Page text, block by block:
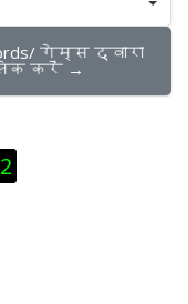
गेम्स द्वारा
करें →
2